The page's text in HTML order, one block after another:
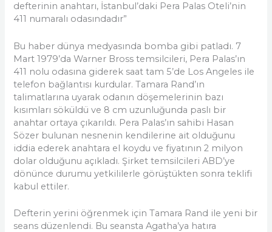
defterinin anahtarı, İstanbul’daki Pera Palas Oteli’nin
411 numaralı odasındadır”
Bu haber dünya medyasında bomba gibi patladı. 7
Mart 1979’da Warner Bross temsilcileri, Pera Palas’ın
411 nolu odasına giderek saat tam 5’de Los Angeles ile
telefon bağlantısı kurdular. Tamara Rand’ın
talimatlarına uyarak odanın döşemelerinin bazı
kısımları söküldü ve 8 cm uzunluğunda paslı bir
anahtar ortaya çıkarıldı. Pera Palas’ın sahibi Hasan
Sözer bulunan nesnenin kendilerine ait olduğunu
iddia ederek anahtara el koydu ve fiyatının 2 milyon
dolar olduğunu açıkladı. Şirket temsilcileri ABD’ye
dönünce durumu yetkililerle görüştükten sonra teklifi
kabul ettiler.
Defterin yerini öğrenmek için Tamara Rand ile yeni bir
seans düzenlendi. Bu seansta Agatha’ya hatıra